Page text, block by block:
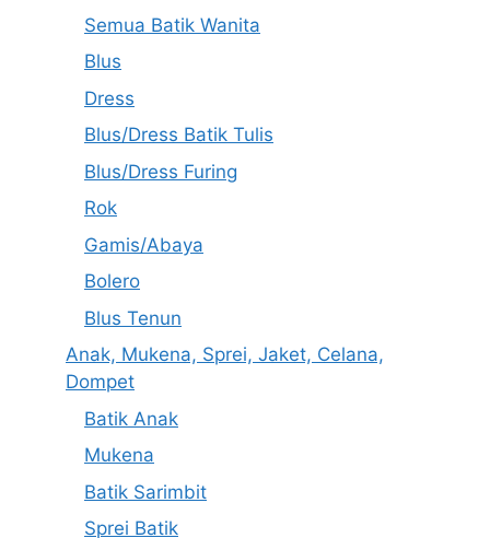
Semua Batik Wanita
Blus
Dress
Blus/Dress Batik Tulis
Blus/Dress Furing
Rok
Gamis/Abaya
Bolero
Blus Tenun
Anak, Mukena, Sprei, Jaket, Celana,
Dompet
Batik Anak
Mukena
Batik Sarimbit
Sprei Batik